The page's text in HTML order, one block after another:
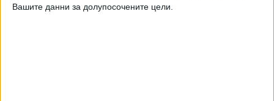
Вашите данни за долупосочените цели.
Петьо Еврото бе представляван от служебен защитник –